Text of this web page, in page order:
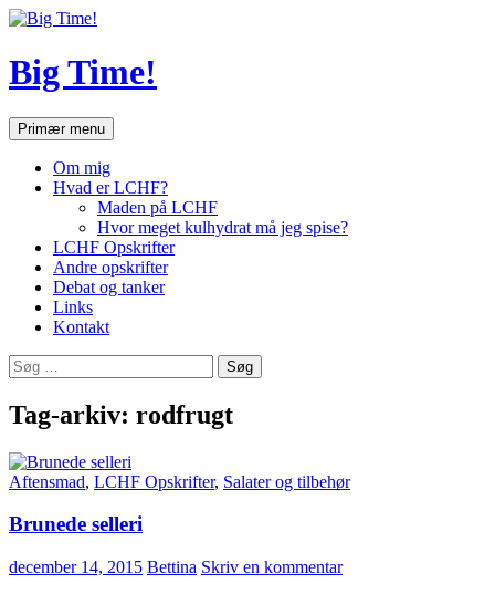
Hop
indhold
Big Time!
SøgPrimær menu
Om mig
Hvad er LCHF?
Maden på LCHF
Hvor meget kulhydrat må jeg spise?
LCHF Opskrifter
Andre opskrifter
Debat og tanker
Links
Kontakt
Søg
efter:
Tag-arkiv: rodfrugt
Aftensmad, LCHF Opskrifter, Salater og tilbehør
Brunede selleri
december 14, 2015 Bettina Skriv en kommentar